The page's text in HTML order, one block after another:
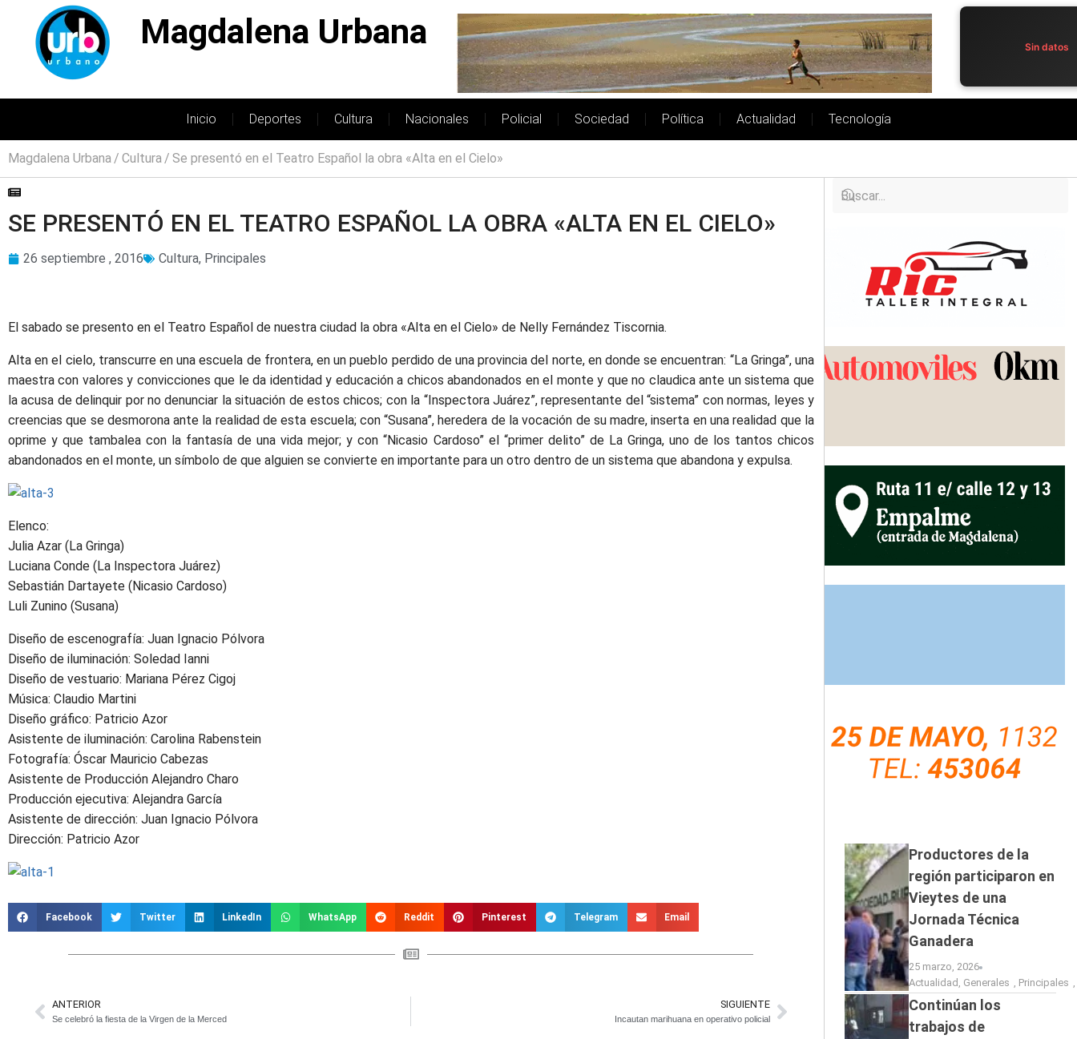
Magdalena Urbana Sin datos
Inicio Deportes Cultura Nacionales Policial Sociedad Política Actualidad Tecnología
Magdalena Urbana Cultura Se presentó en el Teatro Español la obra «Alta en el Cielo»
SE PRESENTÓ EN EL TEATRO ESPAÑOL LA OBRA «ALTA EN EL CIELO»
26 septiembre , 2016 Cultura, Principales
El sabado se presento en el Teatro Español de nuestra ciudad la obra «Alta en el Cielo» de Nelly Fernández Tiscornia.
Alta en el cielo, transcurre en una escuela de frontera, en un pueblo perdido de una provincia del norte, en donde se encuentran: “La Gringa”, una
maestra con valores y convicciones que le da identidad y educación a chicos abandonados en el monte y que no claudica ante un sistema que
la acusa de delinquir por no denunciar la situación de estos chicos; con la “Inspectora Juárez”, representante del “sistema” con normas, leyes y
creencias que se desmorona ante la realidad de esta escuela; con “Susana”, heredera de la vocación de su madre, inserta en una realidad que la
oprime y que tambalea con la fantasía de una vida mejor; y con “Nicasio Cardoso” el “primer delito” de La Gringa, uno de los tantos chicos
abandonados en el monte, un símbolo de que alguien se convierte en importante para un otro dentro de un sistema que abandona y expulsa.
Elenco:
Julia Azar (La Gringa)
Luciana Conde (La Inspectora Juárez)
Sebastián Dartayete (Nicasio Cardoso)
Luli Zunino (Susana)
Diseño de escenografía: Juan Ignacio Pólvora
Diseño de iluminación: Soledad Ianni
Diseño de vestuario: Mariana Pérez Cigoj
Música: Claudio Martini
Diseño gráfico: Patricio Azor
Asistente de iluminación: Carolina Rabenstein
Fotografía: Óscar Mauricio Cabezas
Asistente de Producción Alejandro Charo
Producción ejecutiva: Alejandra García
Asistente de dirección: Juan Ignacio Pólvora
Dirección: Patricio Azor
Facebook Twitter LinkedIn WhatsApp Reddit Pinterest Telegram Email
ANTERIOR
Se celebró la fiesta de la Virgen de la Merced
SIGUIENTE
Incautan marihuana en operativo policial
Productores de la
región participaron en
Vieytes de una
Jornada Técnica
Ganadera
25 marzo, 2026
Actualidad , Generales , Principales ,
Continúan los
trabajos de